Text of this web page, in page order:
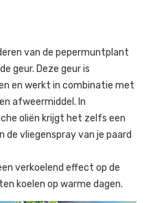
van de pepermuntplant
geur. Deze geur is
en werkt in combinatie met
afweermiddel. In
oliën krijgt het zelfs een
de vliegenspray van je paard
verkoelend effect op de
koelen op warme dagen.